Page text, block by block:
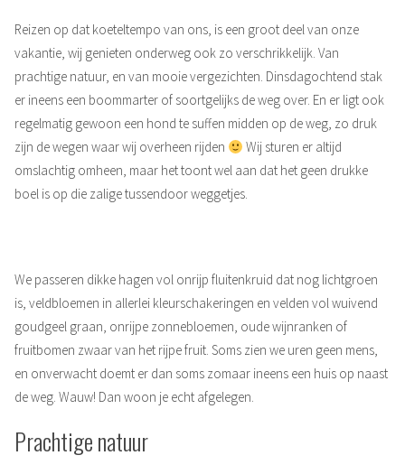
Reizen op dat koeteltempo van ons, is een groot deel van onze
vakantie, wij genieten onderweg ook zo verschrikkelijk. Van
prachtige natuur, en van mooie vergezichten. Dinsdagochtend stak
er ineens een boommarter of soortgelijks de weg over. En er ligt ook
regelmatig gewoon een hond te suffen midden op de weg, zo druk
zijn de wegen waar wij overheen rijden
Wij sturen er altijd
omslachtig omheen, maar het toont wel aan dat het geen drukke
boel is op die zalige tussendoor weggetjes.
We passeren dikke hagen vol onrijp fluitenkruid dat nog lichtgroen
is, veldbloemen in allerlei kleurschakeringen en velden vol wuivend
goudgeel graan, onrijpe zonnebloemen, oude wijnranken of
fruitbomen zwaar van het rijpe fruit. Soms zien we uren geen mens,
en onverwacht doemt er dan soms zomaar ineens een huis op naast
de weg. Wauw! Dan woon je echt afgelegen.
Prachtige natuur